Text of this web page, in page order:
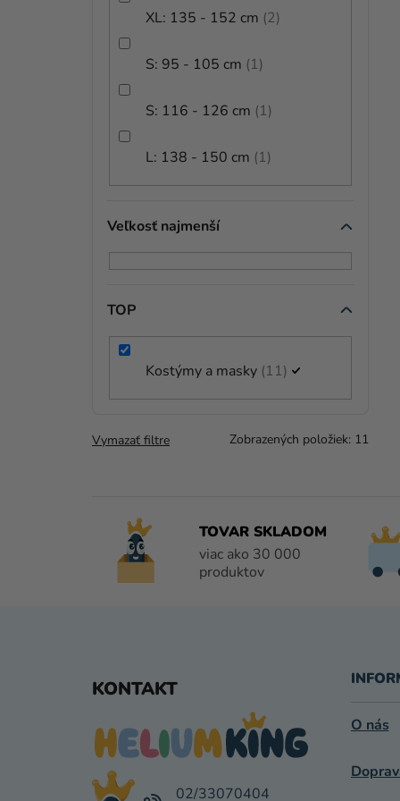
XL: 135 - 152 cm 2
S: 95 - 105 cm 1
S: 116 - 126 cm 1
L: 138 - 150 cm 1
Veľkosť najmenší
TOP
Kostýmy a masky 11
Vymazať filtre Zobrazených položiek: 11
TOVAR SKLADOM
viac ako 30 000
produktov
KONTAKT
02/33070404
O nás